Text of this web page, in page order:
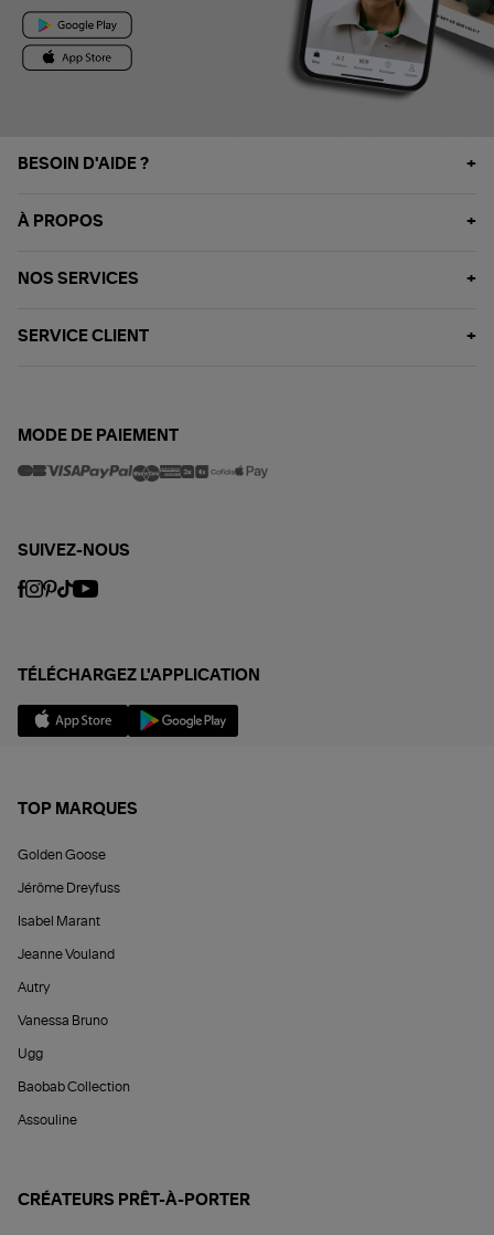
BESOIN D'AIDE ?
À PROPOS
NOS SERVICES
SERVICE CLIENT
MODE DE PAIEMENT
SUIVEZ-NOUS
TÉLÉCHARGEZ L'APPLICATION
TOP MARQUES
Golden Goose
Jérôme Dreyfuss
Isabel Marant
Jeanne Vouland
Autry
Vanessa Bruno
Ugg
Baobab Collection
Assouline
CRÉATEURS PRÊT-À-PORTER